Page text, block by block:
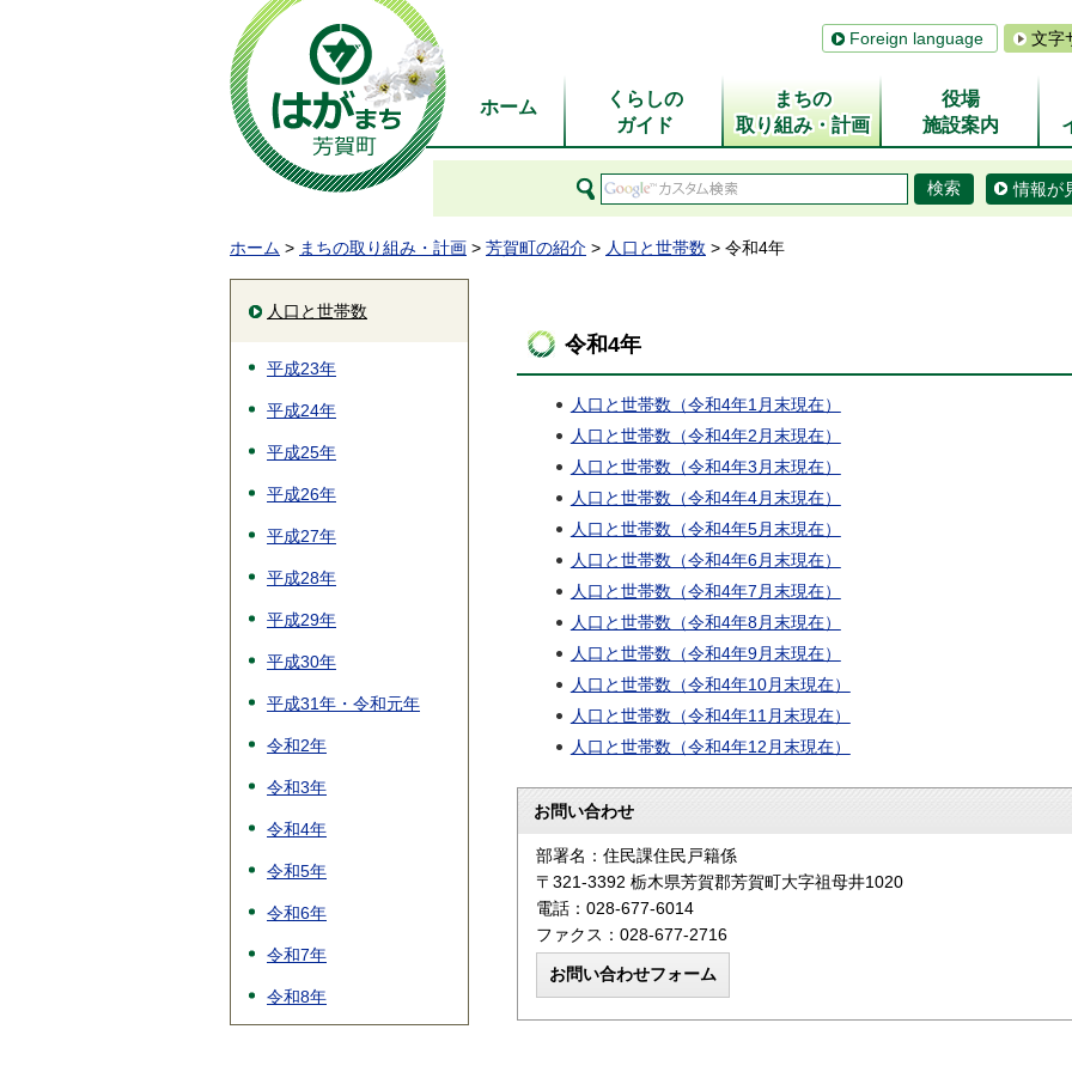
Foreign language 文字
ホーム
くらしの
ガイド
まちの
取り組み・計画
役場
施設案内
情報が
ホーム > まちの取り組み・計画 > 芳賀町の紹介 > 人口と世帯数 > 令和4年
人口と世帯数
平成23年
平成24年
平成25年
平成26年
平成27年
平成28年
平成29年
平成30年
平成31年・令和元年
令和2年
令和3年
令和4年
令和5年
令和6年
令和7年
令和8年
令和4年
人口と世帯数（令和4年1月末現在）
人口と世帯数（令和4年2月末現在）
人口と世帯数（令和4年3月末現在）
人口と世帯数（令和4年4月末現在）
人口と世帯数（令和4年5月末現在）
人口と世帯数（令和4年6月末現在）
人口と世帯数（令和4年7月末現在）
人口と世帯数（令和4年8月末現在）
人口と世帯数（令和4年9月末現在）
人口と世帯数（令和4年10月末現在）
人口と世帯数（令和4年11月末現在）
人口と世帯数（令和4年12月末現在）
お問い合わせ
部署名：住民課住民戸籍係
〒321-3392 栃木県芳賀郡芳賀町大字祖母井1020
電話：028-677-6014
ファクス：028-677-2716